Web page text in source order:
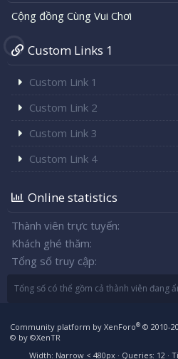
Cộng đồng Cùng Vui Chơi
Custom Links 1
Custom Link 1
Custom Link 2
Custom Link 3
Custom Link 4
Online statistics
Thành viên trực tuyến
Khách ghé thăm
Tổng số truy cập
Tổng số có thể gồm cả thành viên đang
Community platform by XenForo® © 2010-
© by ©XenTR
Width
Queries 12